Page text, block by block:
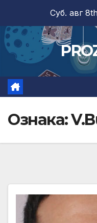
content
Суб. авг
Ознака: